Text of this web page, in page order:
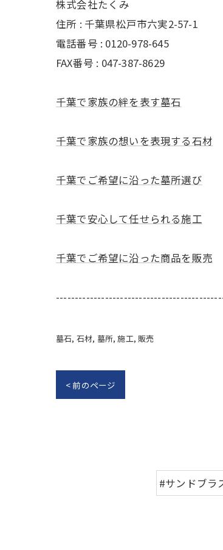
株式会社たくみ
住所 : 千葉県松戸市六実2-57-1
電話番号 : 0120-978-645
FAX番号 : 047-387-8629
千葉で家族の絆を表す墓石
千葉で家族の想いを表現する石材
千葉でご希望に沿った墓所選び
千葉で安心して任せられる施工
千葉でご希望に沿った商品を販売
墓石 石材 墓所 施工 販売
< 前のページ
#サンドブラ